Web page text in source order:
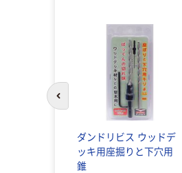
ダンドリビス ウッドデ
ッキ用座掘りと下穴用
錐
前のスライドへ